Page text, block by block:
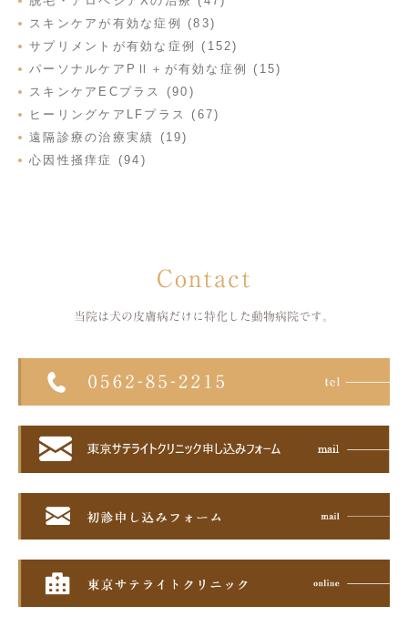
スキンケアが有効な症例 (83)
サプリメントが有効な症例 (152)
パーソナルケアPⅡ＋が有効な症例 (15)
スキンケアECプラス (90)
ヒーリングケアLFプラス (67)
遠隔診療の治療実績 (19)
心因性掻痒症 (94)
Contact
当院は犬の皮膚病だけに特化した 動物病院です。